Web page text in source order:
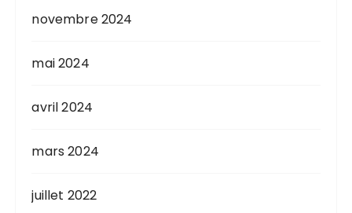
novembre 2024
mai 2024
avril 2024
mars 2024
juillet 2022